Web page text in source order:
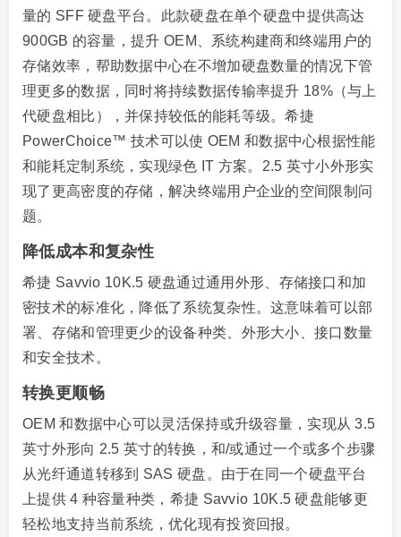
量的 SFF 硬盘平台。此款硬盘在单个硬盘中提供高达
900GB 的容量，提升 OEM、系统构建商和终端用户的
存储效率，帮助数据中心在不增加硬盘数量的情况下管
理更多的数据，同时将持续数据传输率提升 18%（与上
代硬盘相比），并保持较低的能耗等级。希捷
PowerChoice™ 技术可以使 OEM 和数据中心根据性能
和能耗定制系统，实现绿色 IT 方案。2.5 英寸小外形实
现了更高密度的存储，解决终端用户企业的空间限制问
题。
降低成本和复杂性
希捷 Savvio 10K.5 硬盘通过通用外形、存储接口和加
密技术的标准化，降低了系统复杂性。这意味着可以部
署、存储和管理更少的设备种类、外形大小、接口数量
和安全技术。
转换更顺畅
OEM 和数据中心可以灵活保持或升级容量，实现从 3.5
英寸外形向 2.5 英寸的转换，和/或通过一个或多个步骤
从光纤通道转移到 SAS 硬盘。由于在同一个硬盘平台
上提供 4 种容量种类，希捷 Savvio 10K.5 硬盘能够更
轻松地支持当前系统，优化现有投资回报。